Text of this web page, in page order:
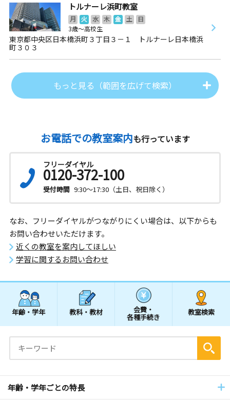
トルナーレ浜町教室
月 火 水 木 金 土
日
3歳～高校生
東京都中央区日本橋浜町３丁目３－１ トルナーレ日本橋浜
町３０３
もっと見る（範囲を広げて検索）
お電話での教室案内も行っています
フリーダイヤル
0120-372-100
受付時間 9:30～17:30（土日、祝日除く）
なお、フリーダイヤルがつながりにくい場合は、以下からも
お問い合わせいただけます。
近くの教室を案内してほしい
学習に関するお問い合わせ
年齢・学年 教科・教材 会費・
各種手続き
教室検索
年齢・学年ごとの特長